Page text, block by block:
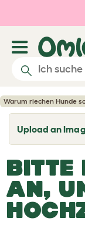
Zum
Warum riechen Hunde
Upload an
T
o
g
e
d
r
p
BITTE
AN,